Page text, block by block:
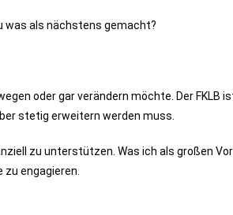
was als nächstens gemacht?
oder gar verändern möchte. Der
stetig erweitern werden muss.
zu unterstützen. Was ich als großen
engagieren.